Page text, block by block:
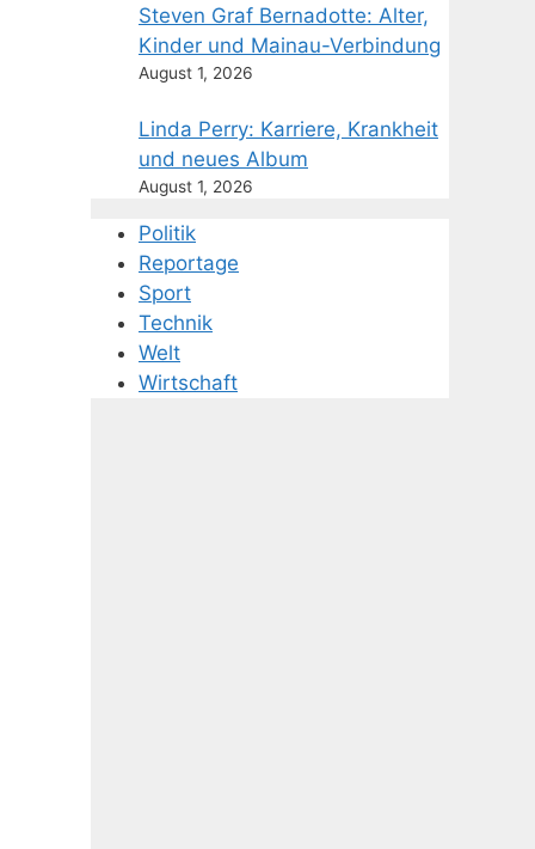
Steven Graf Bernadotte: Alter,
Kinder und Mainau-Verbindung
August 1, 2026
Linda Perry: Karriere, Krankheit
und neues Album
August 1, 2026
Politik
Reportage
Sport
Technik
Welt
Wirtschaft